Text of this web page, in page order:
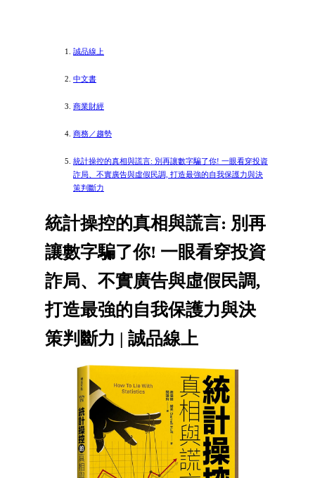
誠品線上
中文書
商業財經
商務／趨勢
統計操控的真相與謊言: 別再讓數字騙了你! 一眼看穿投資
詐局、不實廣告與虛假民調, 打造最強的自我保護力與決
策判斷力
統計操控的真相與謊言: 別再
讓數字騙了你! 一眼看穿投資
詐局、不實廣告與虛假民調,
打造最強的自我保護力與決
策判斷力 | 誠品線上